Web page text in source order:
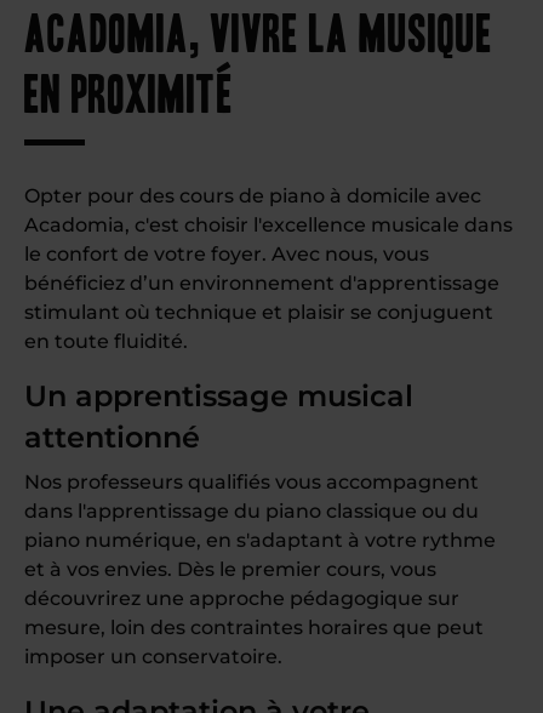
Acadomia, vivre la musique
en proximité
Opter pour des cours de piano à domicile avec
Acadomia, c'est choisir l'excellence musicale dans
le confort de votre foyer. Avec nous, vous
bénéficiez d’un environnement d'apprentissage
stimulant où technique et plaisir se conjuguent
en toute fluidité.
Un apprentissage musical
attentionné
Nos professeurs qualifiés vous accompagnent
dans l'apprentissage du piano classique ou du
piano numérique, en s'adaptant à votre rythme
et à vos envies. Dès le premier cours, vous
découvrirez une approche pédagogique sur
mesure, loin des contraintes horaires que peut
imposer un conservatoire.